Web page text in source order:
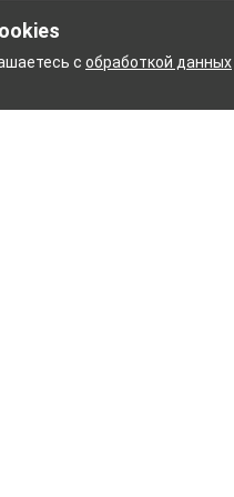
с обработкой данных